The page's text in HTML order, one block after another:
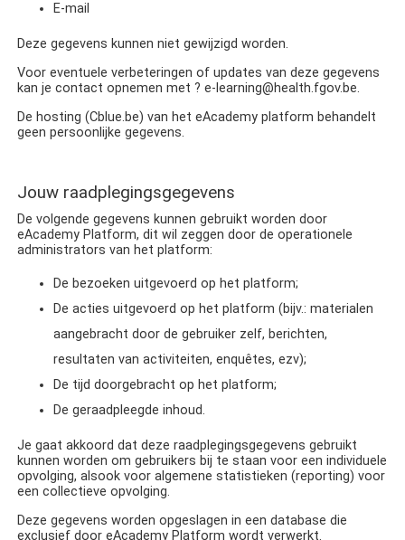
E-mail
Deze gegevens kunnen niet gewijzigd worden.
Voor eventuele verbeteringen of updates van deze gegevens
kan je contact opnemen met ? e‐learning@health.fgov.be.
De hosting (Cblue.be) van het eAcademy platform behandelt
geen persoonlijke gegevens.
Jouw raadplegingsgegevens
De volgende gegevens kunnen gebruikt worden door
eAcademy Platform, dit wil zeggen door de operationele
administrators van het platform:
De bezoeken uitgevoerd op het platform;
De acties uitgevoerd op het platform (bijv.: materialen
aangebracht door de gebruiker zelf, berichten,
resultaten van activiteiten, enquêtes, ezv);
De tijd doorgebracht op het platform;
De geraadpleegde inhoud.
Je gaat akkoord dat deze raadplegingsgegevens gebruikt
kunnen worden om gebruikers bij te staan voor een individuele
opvolging, alsook voor algemene statistieken (reporting) voor
een collectieve opvolging.
Deze gegevens worden opgeslagen in een database die
exclusief door eAcademy Platform wordt verwerkt.